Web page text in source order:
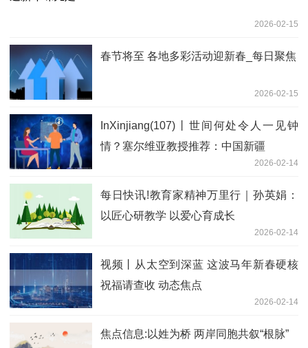
2026-02-15
春节将至 各地多彩活动迎新春_每日聚焦
2026-02-15
InXinjiang(107)丨世间何处令人一见钟
情？塞尔维亚教授推荐：中国新疆
2026-02-14
每日快讯!教育家精神万里行｜孙英娟：
以匠心研教学 以爱心育成长
2026-02-14
视频丨从太空到深蓝 这波马年新春硬核
祝福请查收 动态焦点
2026-02-14
焦点信息:以姓为桥 两岸同胞共叙“根脉”